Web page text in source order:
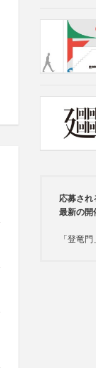
応募され
最新の開
「登竜